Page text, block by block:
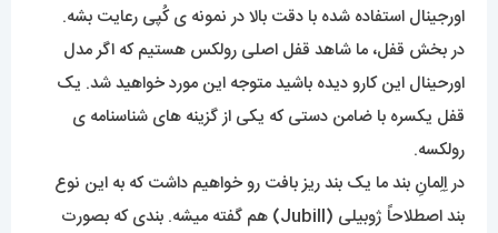
اورجینال استفاده شده با دقت بالا در نمونه ی کُپی رعایت بشه.
در بخش قفل، ما شاهد قفل اصلی رولکس هستیم که اگر مدل
اورحینال این کارو دیده باشید متوجه این مورد خواهید شد. یک
قفل یکسره با ضامن دستی که یکی از گزینه های شناسنامه ی
رولکسه.
در اِلِمانِ بند ما یک بند ریز بافت رو خواهیم داشت که به این نوع
بند اصطلاحاً ژوبیلی (Jubill) هم گفته میشه. بندی که بصورت